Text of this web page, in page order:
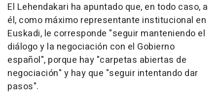
El Lehendakari ha apuntado que, en todo caso, a
él, como máximo representante institucional en
Euskadi, le corresponde "seguir manteniendo el
diálogo y la negociación con el Gobierno
español", porque hay "carpetas abiertas de
negociación" y hay que "seguir intentando dar
pasos".